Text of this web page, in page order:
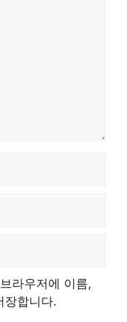
라우저에 이름,
장합니다.